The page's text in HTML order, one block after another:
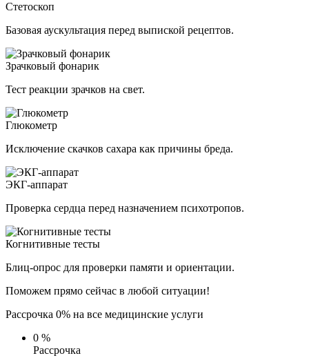
Стетоскоп
Базовая аускультация перед выпиской рецептов.
Зрачковый фонарик
Тест реакции зрачков на свет.
Глюкометр
Исключение скачков сахара как причины бреда.
ЭКГ-аппарат
Проверка сердца перед назначением психотропов.
Когнитивные тесты
Блиц-опрос для проверки памяти и ориентации.
Поможем прямо сейчас в любой ситуации!
Рассрочка 0% на все медицинские услуги
0 %
Рассрочка